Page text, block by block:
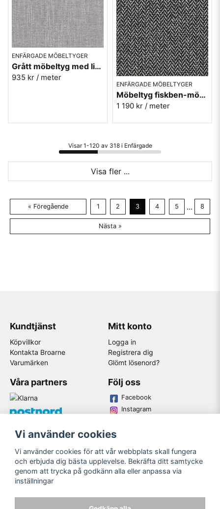
ENFÄRGADE MÖBELTYGER
Grått möbeltyg med lin - Hanna nr.17
935 kr / meter
ENFÄRGADE MÖBELTYGER
Möbeltyg fiskben-mönster i grå Jazz nr.7
1 190 kr / meter
Visar 1-120 av 318 i Enfärgade
Visa fler ...
« Föregående 1 2 3 4 5 ... 8
Nästa »
Kundtjänst
Köpvillkor
Kontakta Broarne
Varumärken
Mitt konto
Logga in
Registrera dig
Glömt lösenord?
Våra partners Följ oss
Facebook
Instagram
© Copyright
Vi använder cookies
Vi använder cookies för att vår webbplats skall fungera
och erbjuda dig bästa upplevelse. Bekräfta ditt samtycke
genom att trycka på godkänn alla eller anpassa via
inställningar